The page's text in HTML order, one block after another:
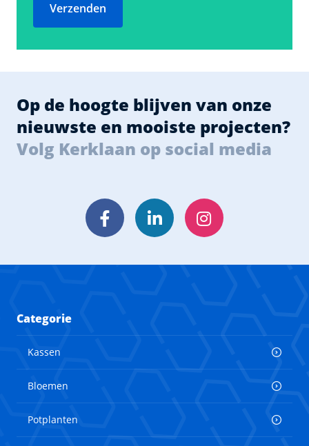
Verzenden
Op de hoogte blijven van onze
nieuwste en mooiste projecten?
Volg Kerklaan op social media
FacebookLinkedInInstagram
Categorie
Kassen
Bloemen
Potplanten